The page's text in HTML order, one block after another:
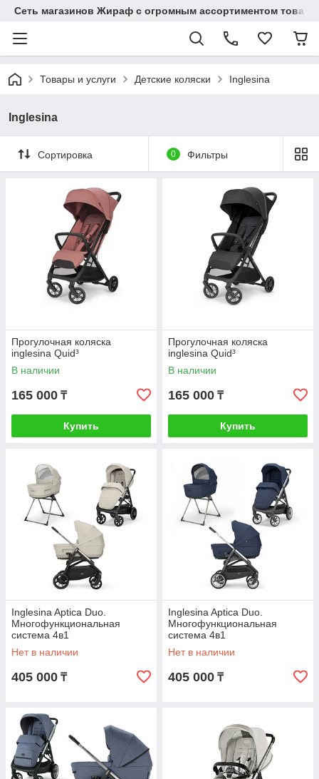
Сеть магазинов Жираф с огромным ассортиментом
Товары и услуги Детские коляски Inglesina
Inglesina
Сортировка 0 Фильтры
Прогулочная коляска
inglesina Quid³
В наличии
165 000 ₸
Купить
Прогулочная коляска
inglesina Quid³
В наличии
165 000 ₸
Купить
Inglesina Aptica Duo.
Многофункциональная
система 4в1
Нет в наличии
405 000 ₸
Inglesina Aptica Duo.
Многофункциональная
система 4в1
Нет в наличии
405 000 ₸